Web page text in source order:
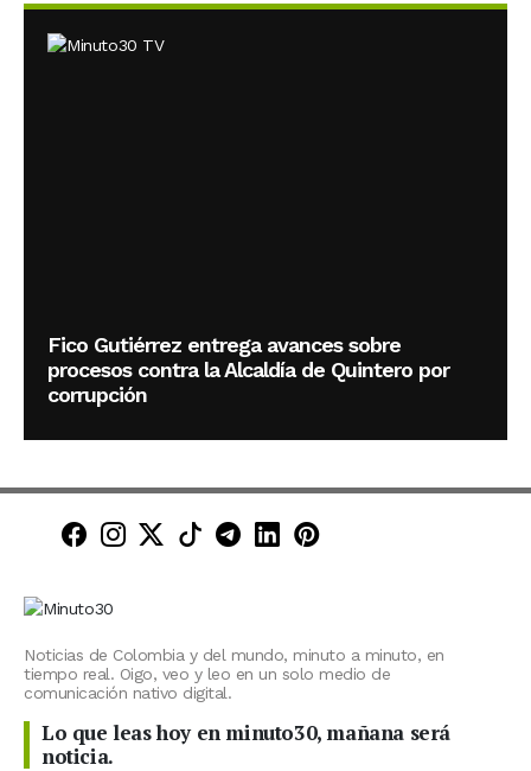
Fico Gutiérrez entrega avances sobre
procesos contra la Alcaldía de Quintero por
corrupción
Minuto30 en Facebook
Minuto30 en Instagram
Minuto30 en X (Twitter)
Minuto30 en TikTok
Canal de Minuto30 en
Minuto30 en LinkedIn
Minuto30 en
Noticias de Colombia y del mundo, minuto a minuto, en
tiempo real. Oigo, veo y leo en un solo medio de
comunicación nativo digital.
Lo que leas hoy en minuto30, mañana será
noticia.